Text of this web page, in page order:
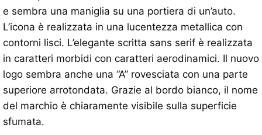
e sembra una maniglia su una portiera di un’auto.
L’icona è realizzata in una lucentezza metallica con
contorni lisci. L’elegante scritta sans serif è realizzata
in caratteri morbidi con caratteri aerodinamici. Il nuovo
logo sembra anche una “A” rovesciata con una parte
superiore arrotondata. Grazie al bordo bianco, il nome
del marchio è chiaramente visibile sulla superficie
sfumata.